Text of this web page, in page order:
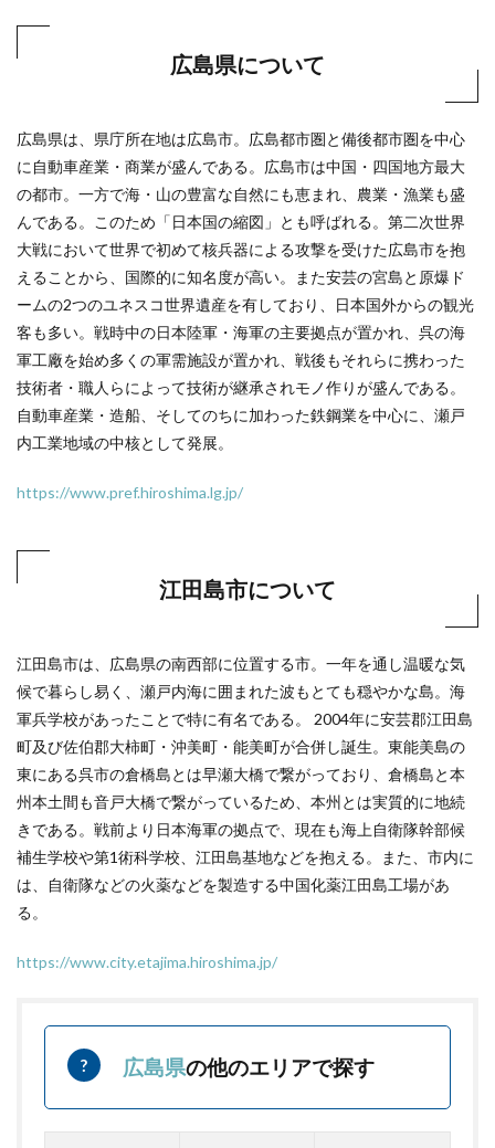
広島県について
広島県は、県庁所在地は広島市。広島都市圏と備後都市圏を中心
に自動車産業・商業が盛んである。広島市は中国・四国地方最大
の都市。一方で海・山の豊富な自然にも恵まれ、農業・漁業も盛
んである。このため「日本国の縮図」とも呼ばれる。第二次世界
大戦において世界で初めて核兵器による攻撃を受けた広島市を抱
えることから、国際的に知名度が高い。また安芸の宮島と原爆ド
ームの2つのユネスコ世界遺産を有しており、日本国外からの観光
客も多い。戦時中の日本陸軍・海軍の主要拠点が置かれ、呉の海
軍工廠を始め多くの軍需施設が置かれ、戦後もそれらに携わった
技術者・職人らによって技術が継承されモノ作りが盛んである。
自動車産業・造船、そしてのちに加わった鉄鋼業を中心に、瀬戸
内工業地域の中核として発展。
https://www.pref.hiroshima.lg.jp/
江田島市について
江田島市は、広島県の南西部に位置する市。一年を通し温暖な気
候で暮らし易く、瀬戸内海に囲まれた波もとても穏やかな島。海
軍兵学校があったことで特に有名である。 2004年に安芸郡江田島
町及び佐伯郡大柿町・沖美町・能美町が合併し誕生。東能美島の
東にある呉市の倉橋島とは早瀬大橋で繋がっており、倉橋島と本
州本土間も音戸大橋で繋がっているため、本州とは実質的に地続
きである。戦前より日本海軍の拠点で、現在も海上自衛隊幹部候
補生学校や第1術科学校、江田島基地などを抱える。また、市内に
は、自衛隊などの火薬などを製造する中国化薬江田島工場があ
る。
https://www.city.etajima.hiroshima.jp/
広島県の他のエリアで探す